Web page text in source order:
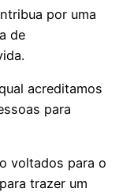
por uma
de
acreditamos
para
voltados para o
trazer um